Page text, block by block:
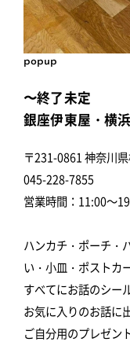
popup
〜終了未定
銀座伊東屋・横
〒231-0861 神奈川
045-228-7855
営業時間：11:00～
ハンカチ・ポーチ・
い・小皿・ポストカ
すべてにお話のシー
お気に入りのお話に
ご自分用のプレゼン